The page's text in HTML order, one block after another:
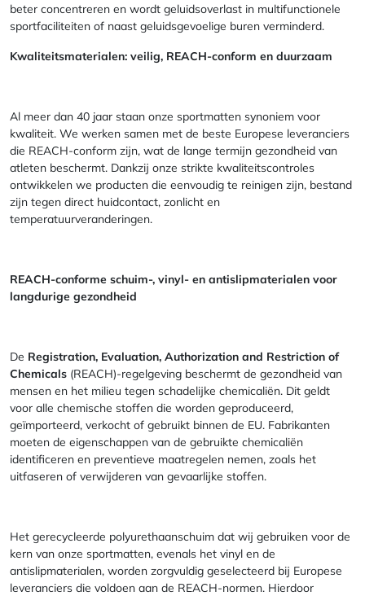
beter concentreren en wordt geluidsoverlast in multifunctionele
sportfaciliteiten of naast geluidsgevoelige buren verminderd.
Kwaliteitsmaterialen: veilig, REACH-conform en duurzaam
Al meer dan 40 jaar staan onze sportmatten synoniem voor
kwaliteit. We werken samen met de beste Europese leveranciers
die REACH-conform zijn, wat de lange termijn gezondheid van
atleten beschermt. Dankzij onze strikte kwaliteitscontroles
ontwikkelen we producten die eenvoudig te reinigen zijn, bestand
zijn tegen direct huidcontact, zonlicht en
temperatuurveranderingen.
REACH-conforme schuim-, vinyl- en antislipmaterialen voor
langdurige gezondheid
De Registration, Evaluation, Authorization and Restriction of
Chemicals (REACH)-regelgeving beschermt de gezondheid van
mensen en het milieu tegen schadelijke chemicaliën. Dit geldt
voor alle chemische stoffen die worden geproduceerd,
geïmporteerd, verkocht of gebruikt binnen de EU. Fabrikanten
moeten de eigenschappen van de gebruikte chemicaliën
identificeren en preventieve maatregelen nemen, zoals het
uitfaseren of verwijderen van gevaarlijke stoffen.
Het gerecycleerde polyurethaanschuim dat wij gebruiken voor de
kern van onze sportmatten, evenals het vinyl en de
antislipmaterialen, worden zorgvuldig geselecteerd bij Europese
leveranciers die voldoen aan de REACH-normen. Hierdoor